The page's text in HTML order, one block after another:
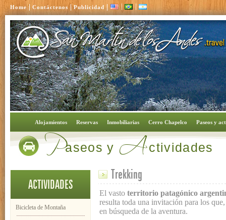
Home | Contáctenos|Publicidad|
Alojamientos Reservas Inmobiliarias Cerro Chapelco Paseos y
Paseos y Actividades
ACTIVIDADES
Bicicleta de Montaña
Trekking
El vasto territorio patagónico
resulta toda una invitación para los
en búsqueda de la aventura.